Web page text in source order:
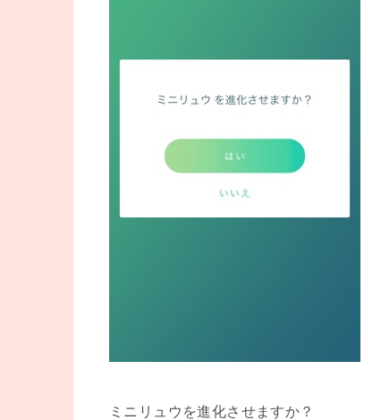
ミニリュウを進化させますか？